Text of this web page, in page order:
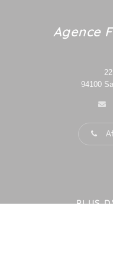
Agence
94100
PLUS